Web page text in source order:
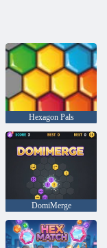
Hexagon Pals
DomiMerge